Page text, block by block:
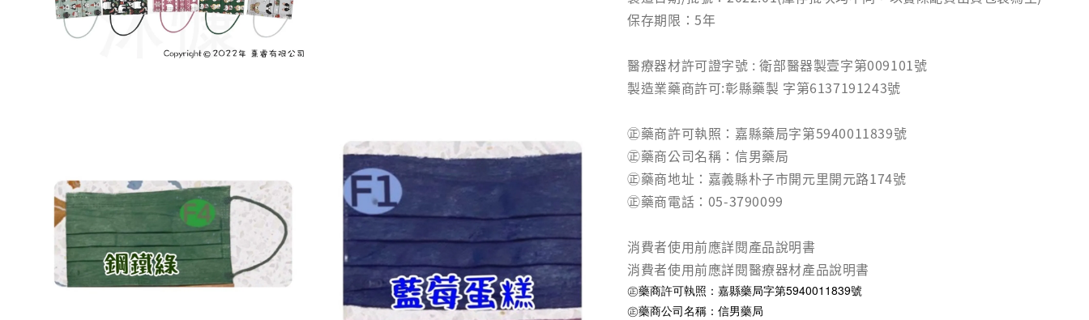
保存期限：5年
醫療器材許可證字號 : 衛部醫器製壹字第009101號
製造業藥商許可:彰縣藥製 字第6137191243號
㊣藥商許可執照：嘉縣藥局字第5940011839號
㊣藥商公司名稱：信男藥局
㊣藥商地址：嘉義縣朴子市開元里開元路174號
㊣藥商電話：05-3790099
消費者使用前應詳閱產品說明書
消費者使用前應詳閱醫療器材產品說明書
㊣藥商許可執照：嘉縣藥局字第5940011839號
㊣藥商公司名稱：信男藥局